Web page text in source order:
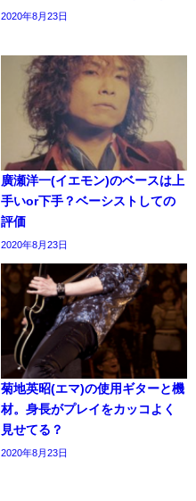
2020年8月23日
廣瀬洋一(イエモン)のベースは上
手いor下手？ベーシストしての
評価
2020年8月23日
菊地英昭(エマ)の使用ギターと機
材。身長がプレイをカッコよく
見せてる？
2020年8月23日